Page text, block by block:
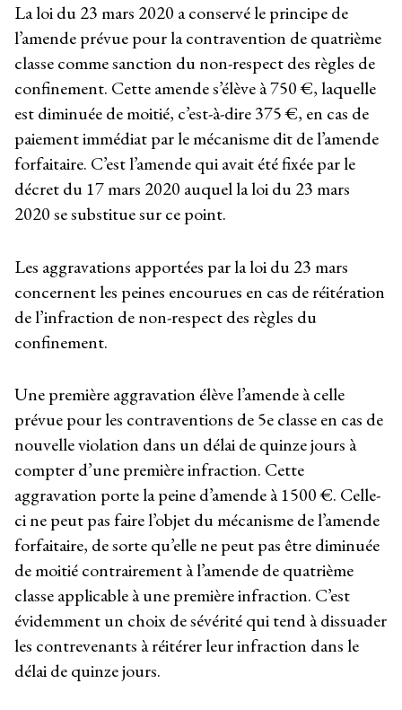
La loi du 23 mars 2020 a conservé le principe de
l’amende prévue pour la contravention de quatrième
classe comme sanction du non-respect des règles de
confinement. Cette amende s’élève à 750 €, laquelle
est diminuée de moitié, c’est-à-dire 375 €, en cas de
paiement immédiat par le mécanisme dit de l’amende
forfaitaire. C’est l’amende qui avait été fixée par le
décret du 17 mars 2020 auquel la loi du 23 mars
2020 se substitue sur ce point.
Les aggravations apportées par la loi du 23 mars
concernent les peines encourues en cas de réitération
de l’infraction de non-respect des règles du
confinement.
Une première aggravation élève l’amende à celle
prévue pour les contraventions de 5eclasse en cas de
nouvelle violation dans un délai de quinze jours à
compter d’une première infraction. Cette
aggravation porte la peine d’amende à 1500 €. Celle-
ci ne peut pas faire l’objet du mécanisme de l’amende
forfaitaire, de sorte qu’elle ne peut pas être diminuée
de moitié contrairement à l’amende de quatrième
classe applicable à une première infraction. C’est
évidemment un choix de sévérité qui tend à dissuader
les contrevenants à réitérer leur infraction dans le
délai de quinze jours.